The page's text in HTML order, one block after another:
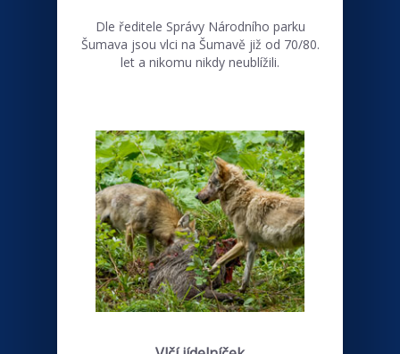
Dle ředitele Správy Národního parku
Šumava jsou vlci na Šumavě již od 70/80.
let a nikomu nikdy neublížili.